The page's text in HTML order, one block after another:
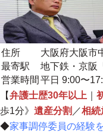
住所
大阪府大阪市
最寄駅
地下鉄・京阪
営業時間 平日 9:00〜
【弁護士歴30年以上
歩1分》 遺産分割 ／相続
◆家事調停委員の経験